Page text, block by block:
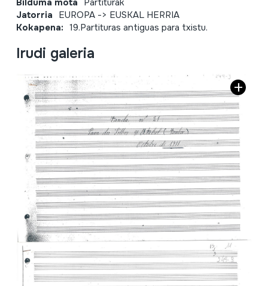
Bilduma mota Partiturak
Jatorria EUROPA-> EUSKAL HERRIA
Kokapena: 19.Partituras antiguas para txistu.
Irudi galeria